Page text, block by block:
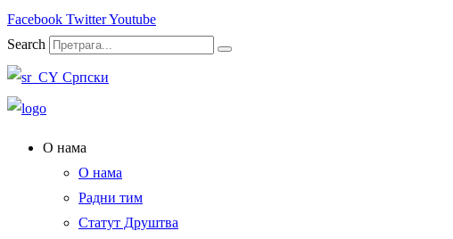
Facebook TwitterYoutube
Search
Српски
О нама
О нама
Радни тим
Статут Друштва